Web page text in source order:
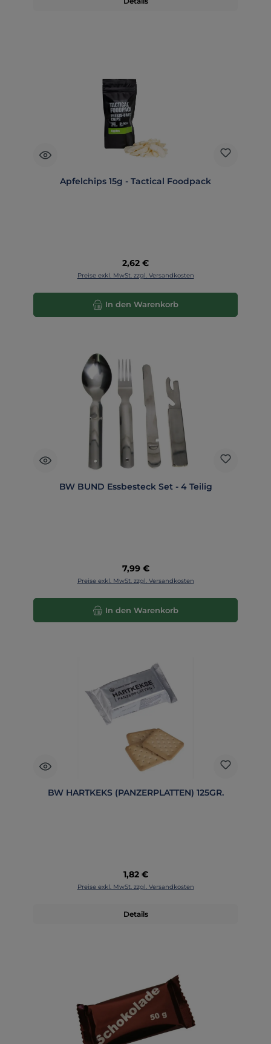
Apfelchips 15g - Tactical Foodpack
Regulärer Preis:
2,62 €
Preise exkl. MwSt. zzgl. Versandkosten
In den Warenkorb
BW BUND Essbesteck Set - 4 Teilig
Regulärer Preis:
7,99 €
Preise exkl. MwSt. zzgl. Versandkosten
In den Warenkorb
BW HARTKEKS (PANZERPLATTEN) 125GR.
Regulärer Preis:
1,82 €
Preise exkl. MwSt. zzgl. Versandkosten
Details